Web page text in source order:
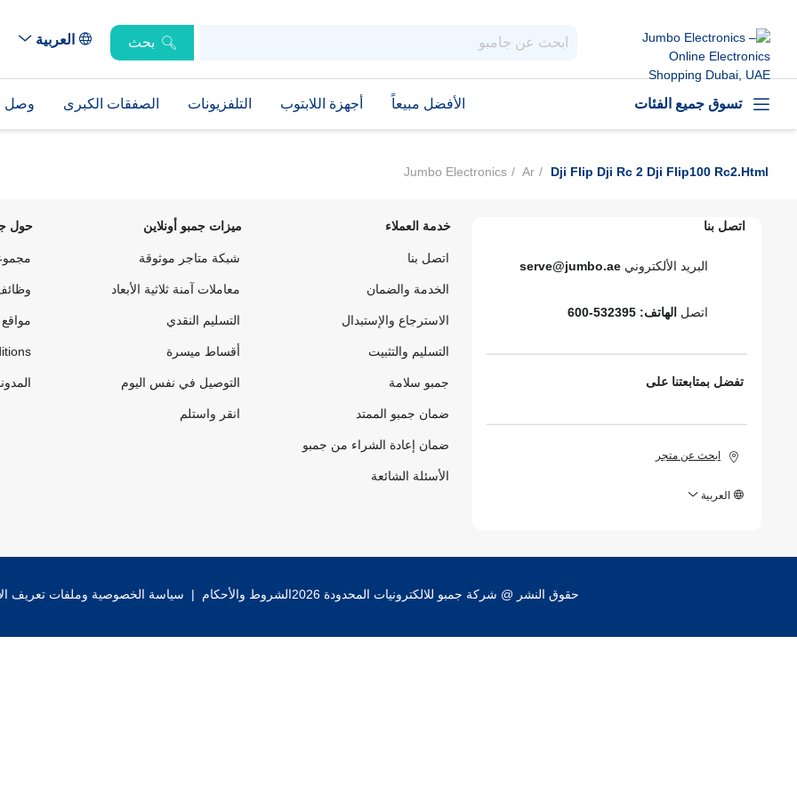
بحث العربية
تسوق جميع الفئات الأفضل مبيعاً أجهزة اللابتوب التلفزيونات الصفقات الكبرى وصل
Jumbo Electronics Ar Dji Flip Dji Rc 2 Dji Flip100 Rc2.html
اتصل بنا
البريد الألكتروني serve@jumbo.ae
اتصل الهاتف: 532395-600
تفضل بمتابعتنا على
ابحث عن متجر
العربية
خدمة العملاء
اتصل بنا
الخدمة والضمان
الاسترجاع والإستبدال
التسليم والتثبيت
جمبو سلامة
ضمان جمبو الممتد
ضمان إعادة الشراء من جمبو
الأسئلة الشائعة
ميزات جمبو أونلاين
شبكة متاجر موثوقة
معاملات آمنة ثلاثية الأبعاد
التسليم النقدي
أقساط ميسرة
التوصيل في نفس اليوم
انقر واستلم
حول
حقوق النشر @ شركة جمبو للالكترونيات المحدودة 2026 الشروط والأحكام | سياسة الخصوصية وملفات تعريف